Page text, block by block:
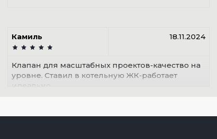
Камиль 18.11.2024
Клапан для масштабных проектов-качество на
уровне. Ставил в котельную ЖК-работает
идеально